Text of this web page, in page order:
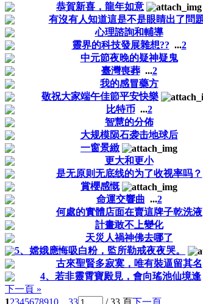
恭賀新喜，龍年如意
有沒有人知道這是不是眼睛出了問
心理諮詢和輔導
靈界的科技發展雜想?? ...2
中元節夜晚的疑神疑鬼
臺灣喪葬 ...2
我的感冒藥方
敬祝大家端午佳節平安快樂
比特币 ...2
智慧的分佈
大规模陨石袭击地球后
一窗景緻
更大和更小
是无原则无底线的为了收视率吗？
賞櫻感慨
命運交響曲 ...2
何處的實體店面在賣這牌子乾洗液
計畫敢不上變化
天災人禍神佛去哪了
5、嫦娥應悔吸白粉，監所勒戒夜夜哭。
古來聖賢多寂寞，唯有裝逼留其名
4、若非靈霄寶殿見，會向瑤池仙境逢
下一頁 »
12345678910 ... 33 / 33 頁下一頁